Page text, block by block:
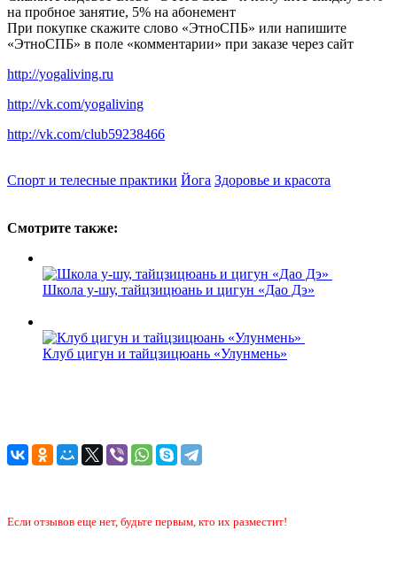
на пробное занятие, 5% на абонемент
При покупке скажите слово «ЭтноСПБ» или напишите
«ЭтноСПБ» в поле «комментарии» при заказе через сайт
http://yogaliving.ru
http://vk.com/yogaliving
http://vk.com/club59238466
Спорт и телесные практики Йога Здоровье и красота
Смотрите также:
Школа у-шу, тайцзицюань и цигун «Дао Дэ»
Клуб цигун и тайцзицюань «Улунмень»
Если отзывов еще нет, будьте первым, кто их разместит!